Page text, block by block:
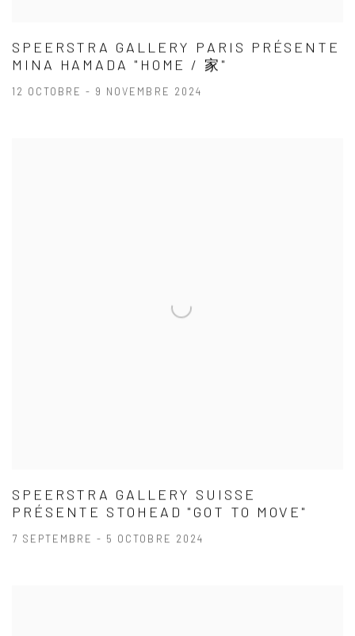
SPEERSTRA GALLERY PARIS PRÉSENTE
MINA HAMADA "HOME / 家"
12 OCTOBRE - 9 NOVEMBRE 2024
SPEERSTRA GALLERY SUISSE
PRÉSENTE STOHEAD "GOT TO MOVE"
7 SEPTEMBRE - 5 OCTOBRE 2024